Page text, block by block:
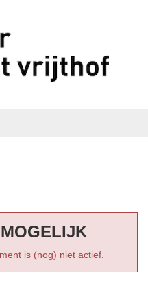
is (nog) niet actief.